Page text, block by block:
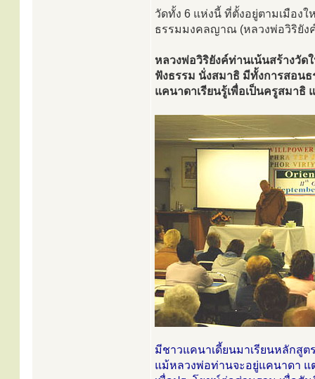
วัดทั้ง 6 แห่งนี้ ที่ตั้งอยู่ตามเมือง
ธรรมมงคลญาณ (หลวงพ่อวิริยัง
หลวงพ่อวิริยังค์ท่านเน้นสร้างวั
ฟังธรรม นั่งสมาธิ มีทั้งการสอน
แคนาดาเรียนรู้เพื่อเป็นครูสมาธิ
มีชาวแคนาเดี้ยนมาเรียนหลักสูต
แม้หลวงพ่อท่านจะอยู่แคนาดา